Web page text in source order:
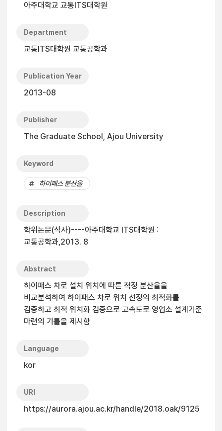
아주대학교 교통ITS대학원
Department
교통ITS대학원 교통공학과
Publication Year
2013-08
Publisher
The Graduate School, Ajou University
Keyword
하이패스 분산율
Description
학위논문(석사)----아주대학교 ITS대학원 :
교통공학과,2013. 8
Abstract
하이패스 차로 설치 위치에 따른 적정 분산율을
비교분석하여 하이패스 차로 위치 선정의 최적화를
검증하고 최적 위치화 검증으로 고속도로 영업소 설계기준
마련의 기틀을 제시함
Language
kor
URI
https://aurora.ajou.ac.kr/handle/2018.oak/9125